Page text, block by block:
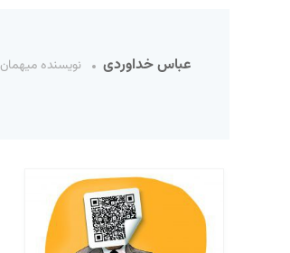
عباس خداوردی نویسنده میهمان